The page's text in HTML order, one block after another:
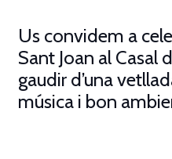
Us convidem a
Sant Joan al Casal
gaudir d’una
música i bon